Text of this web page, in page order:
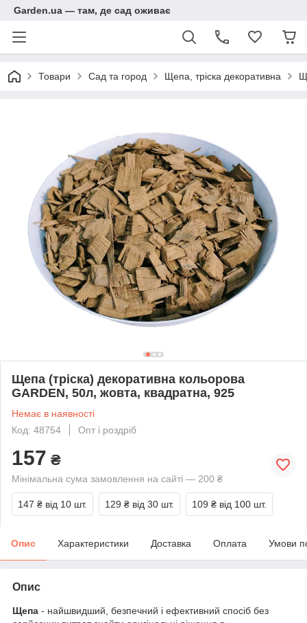
Garden.ua — там, де сад оживає
Товари Сад та город Щепа, тріска декоративна
Щепа (тріска) декоративна кольорова
GARDEN, 50л, жовта, квадратна, 925
Немає в наявності
Код: 48754
Опт і роздріб
157 ₴
Мінімальна сума замовлення на сайті — 200 ₴
147 ₴ від 10 шт. 129 ₴ від 30 шт. 109 ₴ від 100 шт.
Опис Характеристики Доставка Оплата Умови
Опис
Щепа - найшвидший, безпечний і ефективний спосіб без